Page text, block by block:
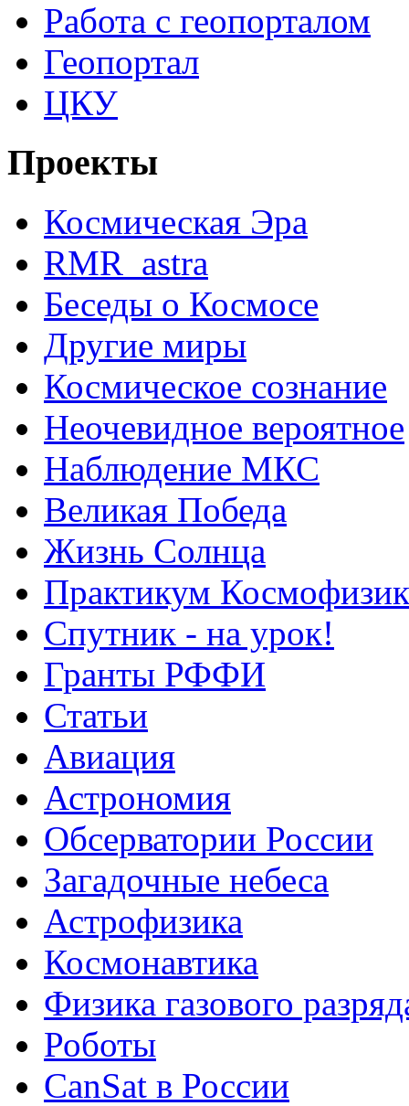
Работа с геопорталом
Геопортал
ЦКУ
Проекты
Космическая Эра
RMR_astra
Беседы о Космосе
Другие миры
Космическое сознание
Неочевидное вероятное
Наблюдение МКС
Великая Победа
Жизнь Солнца
Практикум
Спутник - на урок!
Гранты РФФИ
Статьи
Авиация
Астрономия
Обсерватории России
Загадочные небеса
Астрофизика
Космонавтика
Физика газового
Роботы
CanSat в России